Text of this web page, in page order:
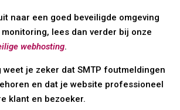
naar een goed beveiligde omgeving
lees dan verder bij onze
webhosting.
weet je zeker dat SMTP foutmeldingen
en dat je website professioneel
klant en bezoeker.